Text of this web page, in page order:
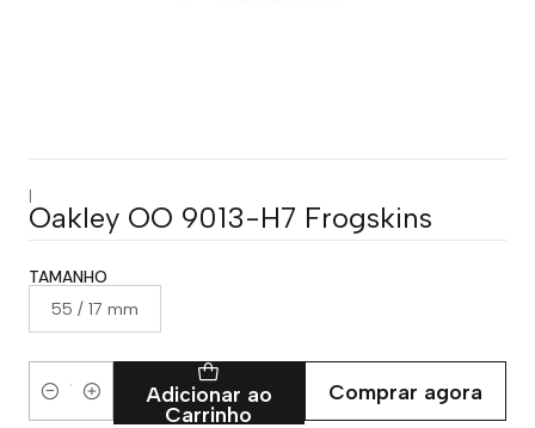
|
Oakley OO 9013-H7 Frogskins
TAMANHO
55 / 17 mm
Quantidade
Adicionar ao
Carrinho
Comprar agora